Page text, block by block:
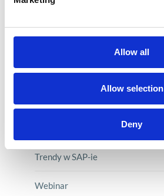
Allow all
Allow selection
Deny
Porady karierowe
Trendy w SAP-ie
Webinar